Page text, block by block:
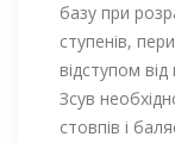
базу при
ступенів,
відступом
Зсув
стовпів і